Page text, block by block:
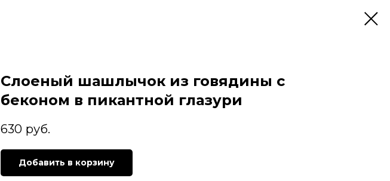
Слоеный шашлычок из говядины с
беконом в пикантной глазури
630 руб.
Добавить в корзину